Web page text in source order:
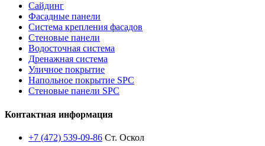
Сайдинг
Фасадные панели
Система крепления фасадов
Стеновые панели
Водосточная система
Дренажная система
Уличное покрытие
Напольное покрытие SPC
Стеновые панели SPC
Контактная информация
+7 (472) 539-09-86 Ст. Оскол